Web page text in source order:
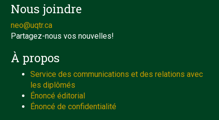
Nous joindre
neo@uqtr.ca
Partagez-nous vos nouvelles!
À propos
Service des communications et des relations avec
les diplômés
Énoncé éditorial
Énoncé de confidentialité